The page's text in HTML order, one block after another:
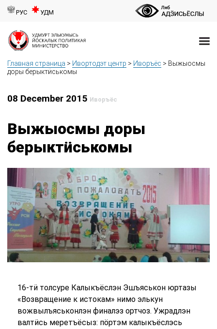
РУС УДМ
Главная страница > Ивортодэт центр > Иворъёс > Выжыосмы
доры берыктӥськомы
08 December 2015 Иворъёс
Выжыосмы доры
берыктӥськомы
16-тӥ толсуре Калыкъёслэн Эшъяськон юртазы
«Возвращение к истокам» нимо элькун
вожвылъяськонлэн финалэз ортчоз. Ужрадлэн
валтӥсь меретъёсыз: пӧртэм калыкъёслэсь